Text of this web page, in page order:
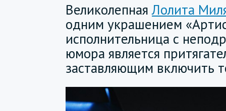
ВеликолепнаяЛолита
одним украшением
исполнительница с
юмора является
заставляющим включить